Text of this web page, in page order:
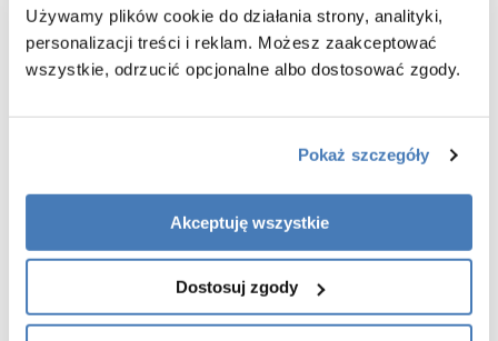
Używamy plików cookie do działania strony, analityki,
personalizacji treści i reklam. Możesz zaakceptować
wszystkie, odrzucić opcjonalne albo dostosować zgody.
Pokaż szczegóły
Akceptuję wszystkie
Dostosuj zgody
brodziku
montaż z listwą progową lub bez
- listwa progowa jest elementem pomocnym w zachowaniu lepszej
szczelności, jednak jej montaż nie jest koniecznością
z pozostałymi częściami kabiny prysznicowej